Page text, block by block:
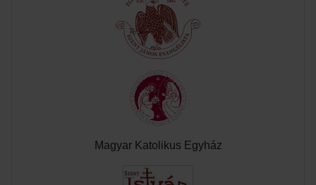
Magyar Katolikus Egyház